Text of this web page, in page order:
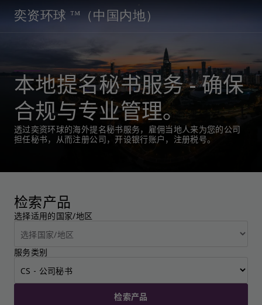
奕资环球 ™（中国内地）
本地提名秘书服务 - 确保
合规与专业管理。
透过奕资环球的海外提名秘书服务，雇佣当地人来为您的公司
担任秘书，从而注册公司，开设银行账户，注册税号。
检索产品
选择适用的国家/地区
服务类别
检索产品